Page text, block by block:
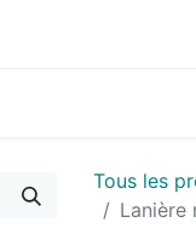
Tous les
Lanière